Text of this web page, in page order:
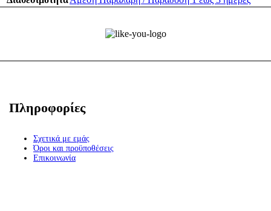
Πληροφορίες
Σχετικά με εμάς
Όροι και προϋποθέσεις
Επικοινωνία